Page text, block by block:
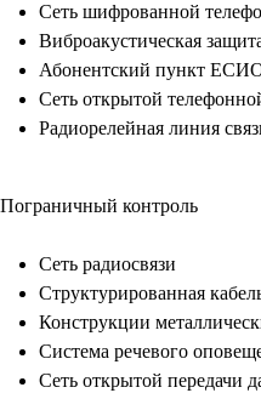
Сеть шифрованной
Виброакустическая
Абонентский пункт
Сеть открытой
Радиорелейная линия
Пограничный контроль
Сеть радиосвязи
Структурированная
Конструкции
Система речевого
Сеть открытой передачи